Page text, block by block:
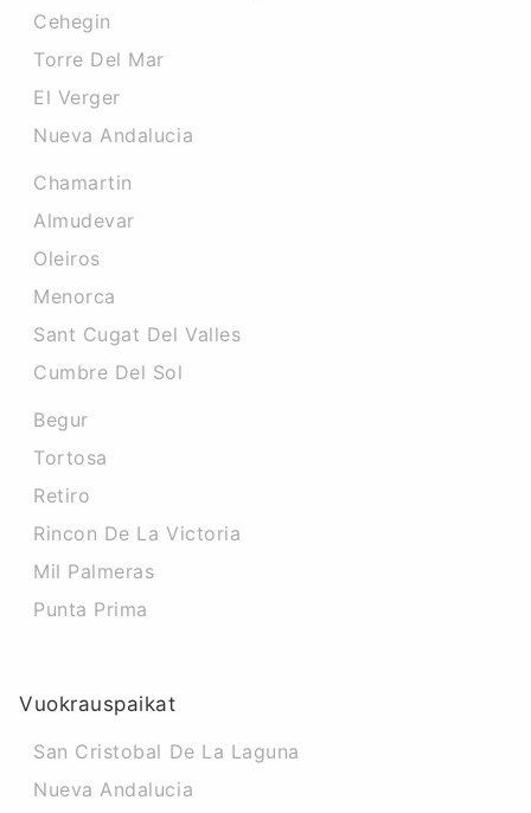
Cehegin
Torre Del Mar
El Verger
Nueva Andalucia
Chamartin
Almudevar
Oleiros
Menorca
Sant Cugat Del Valles
Cumbre Del Sol
Begur
Tortosa
Retiro
Rincon De La Victoria
Mil Palmeras
Punta Prima
Vuokrauspaikat
San Cristobal De La Laguna
Nueva Andalucia